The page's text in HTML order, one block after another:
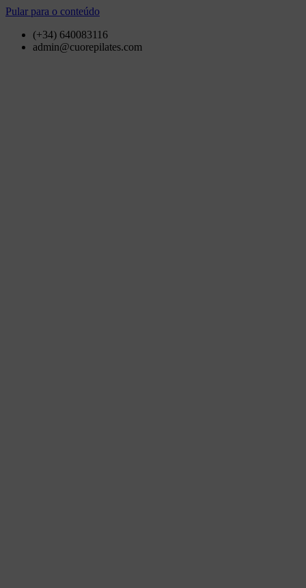
Pular para o conteúdo
(+34) 640083116
admin@cuorepilates.com